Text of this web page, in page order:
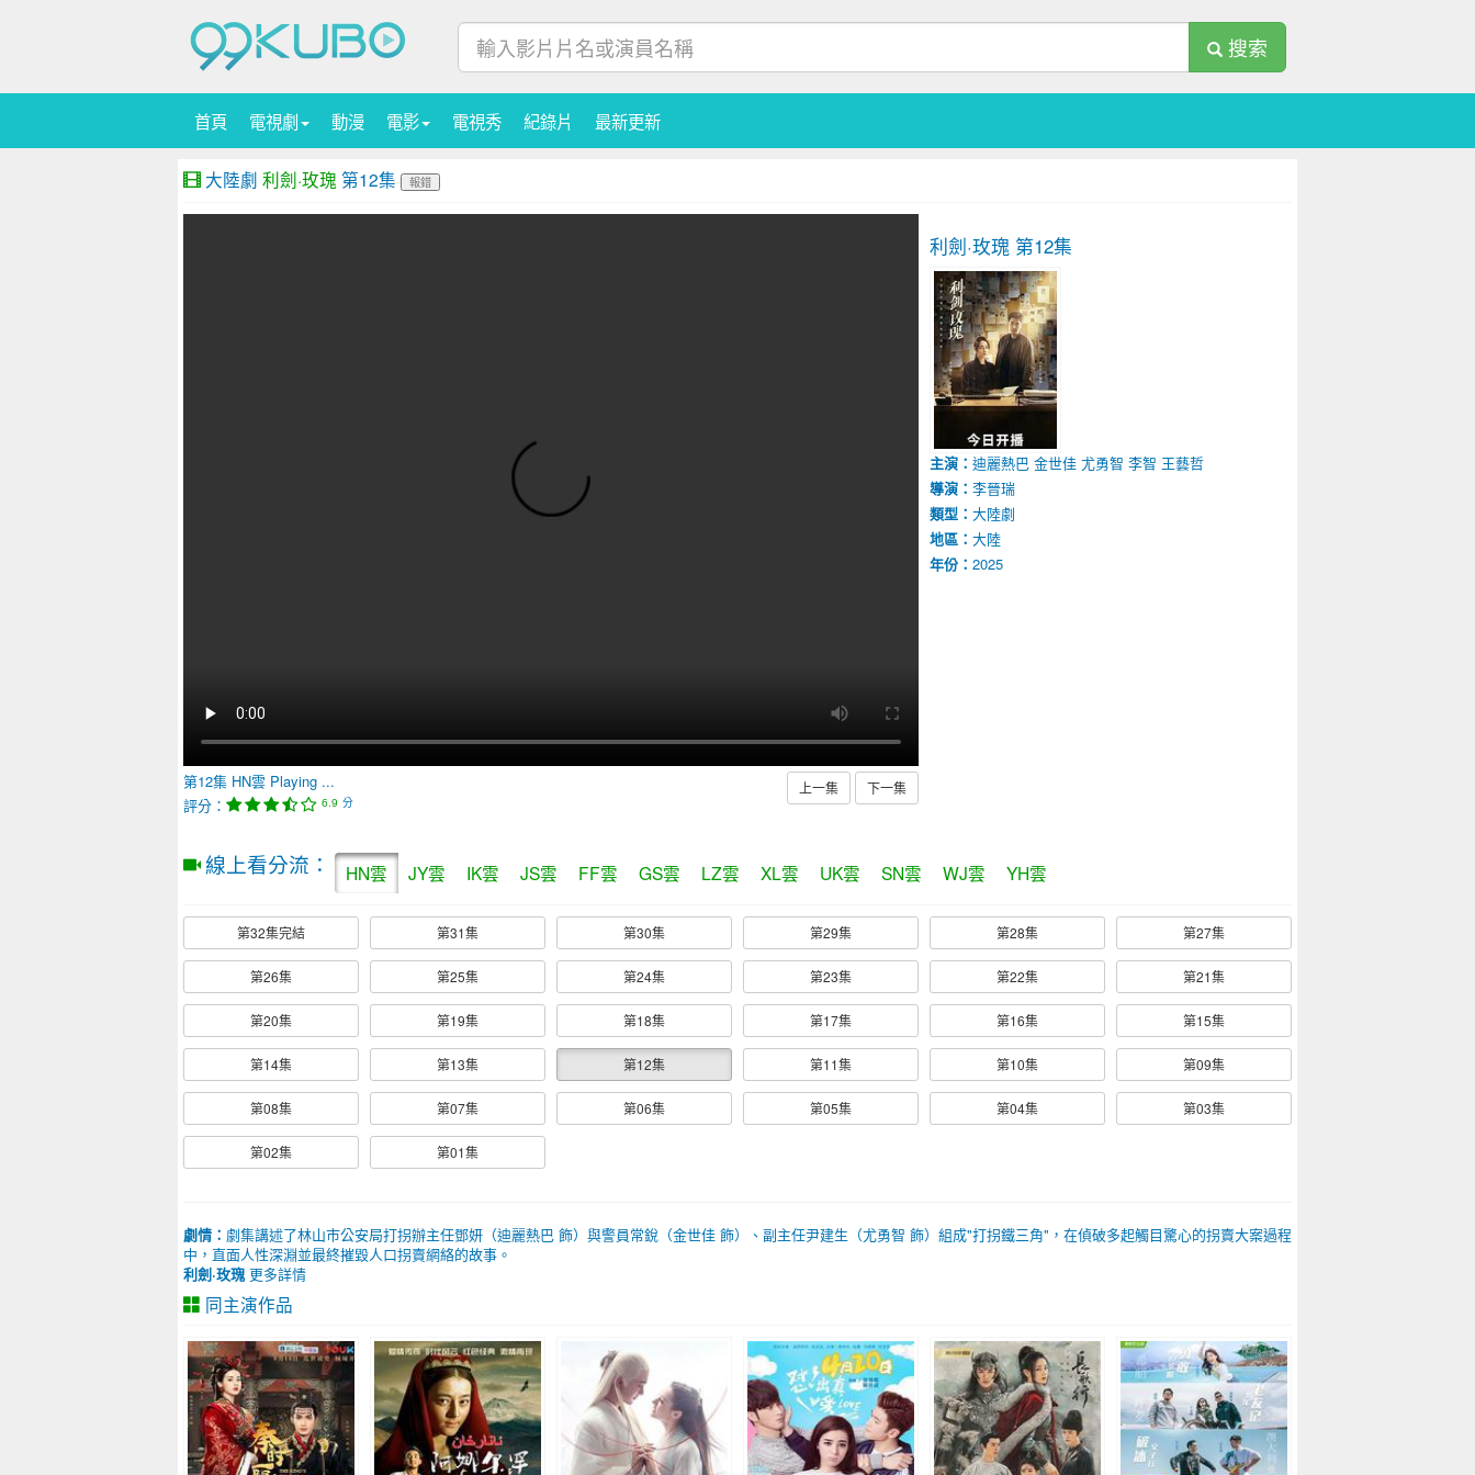
搜索
首頁 電視劇 動漫 電影 電視秀 紀錄片 最新更新
大陸劇 利劍·玫瑰 第12集 報錯
第12集 HN雲 Playing ...
評分：
6.9 分
上一集 下一集
利劍·玫瑰 第12集
主演： 迪麗熱巴 金世佳 尤勇智 李智 王藝哲
導演： 李晉瑞
類型： 大陸劇
地區： 大陸
年份： 2025
線上看分流： HN雲 JY雲 IK雲 JS雲 FF雲 GS雲 LZ雲 XL雲 UK雲 SN雲 WJ雲 YH雲
第32集完結 第31集 第30集 第29集 第28集 第27集
第26集 第25集 第24集 第23集 第22集 第21集
第20集 第19集 第18集 第17集 第16集 第15集
第14集 第13集 第12集 第11集 第10集 第09集
第08集 第07集 第06集 第05集 第04集 第03集
第02集 第01集
劇情： 劇集講述了林山市公安局打拐辦主任鄧妍（迪麗熱巴 飾）與警員常銳（金世佳 飾）、副主任尹建生（尤勇智 飾）組成"打拐鐵三角"，在偵破多起觸目驚心的拐賣大案過程
中，直面人性深淵並最終摧毀人口拐賣網絡的故事。
利劍·玫瑰 更多詳情
同主演作品